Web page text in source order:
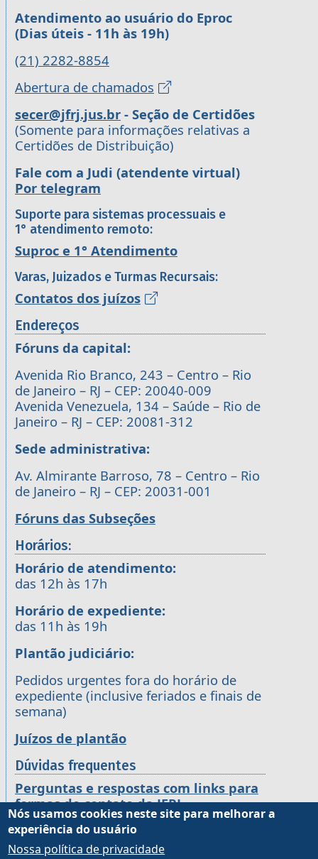
Atendimento ao usuário do Eproc
(Dias úteis - 11h às 19h)
(21) 2282-8854
Abertura de chamados
secer@jfrj.jus.br - Seção de Certidões
(Somente para informações relativas a
Certidões de Distribuição)
Fale com a Judi (atendente virtual)
Por telegram
Suporte para sistemas processuais e
1° atendimento remoto:
Suproc e 1° Atendimento
Varas, Juizados e Turmas Recursais:
Contatos dos juízos
Endereços
Fóruns da capital:
Avenida Rio Branco, 243 – Centro – Rio
de Janeiro – RJ – CEP: 20040-009
Avenida Venezuela, 134 – Saúde – Rio de
Janeiro – RJ – CEP: 20081-312
Sede administrativa:
Av. Almirante Barroso, 78 – Centro – Rio
de Janeiro – RJ – CEP: 20031-001
Fóruns das Subseções
Horários:
Horário de atendimento:
das 12h às 17h
Horário de expediente:
das 11h às 19h
Plantão judiciário:
Pedidos urgentes fora do horário de
expediente (inclusive feriados e finais de
semana)
Juízos de plantão
Dúvidas frequentes
Perguntas e respostas com links para
formas de contato da JFRJ
CNPJ
Justiça Federal de Primeiro Grau no
Nós usamos cookies neste site para melhorar a
experiência do usuário
Nossa política de privacidade